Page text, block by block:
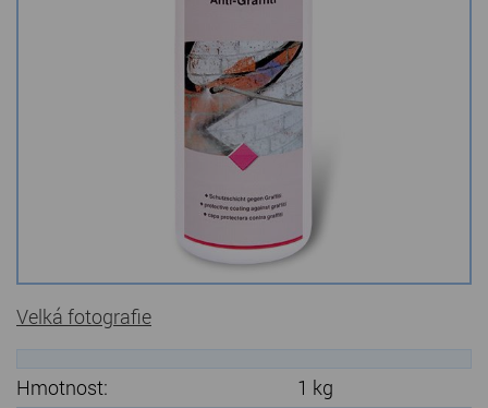
Zvířecí náhrobky a pomníčky
Kamenné stoly, konferenční stolky
Barevné kamenné drti
Štípané kamenné obklady
Dárkové předměty z přírodního kamene
Gabiony, gabionový kámen
Údržba a čištění kamene
Velká fotografie
Hmotnost:
1 kg